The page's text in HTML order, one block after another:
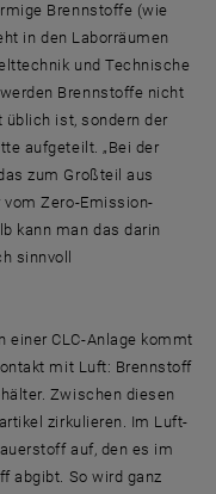
Brennstoffe (wie
in den Laborräumen
und Technische
Brennstoffe nicht
ist, sondern der
aufgeteilt. „Bei der
zum Großteil aus
vom Zero-Emission-
kann man das darin
sinnvoll
einer CLC-Anlage kommt
mit Luft: Brennstoff
Zwischen diesen
zirkulieren. Im Luft-
auf, den es im
abgibt. So wird ganz